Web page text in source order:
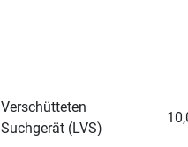
Verschütteten
Suchgerät (LVS)